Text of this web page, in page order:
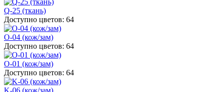
Q-25 (ткань)
Доступно цветов: 64
O-04 (кож/зам)
Доступно цветов: 64
O-01 (кож/зам)
Доступно цветов: 64
K-06 (кож/зам)